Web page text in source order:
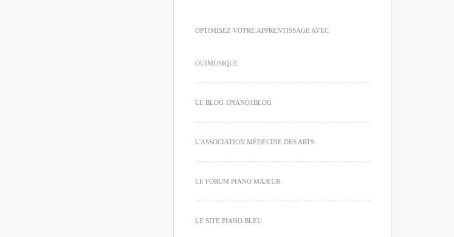
OPTIMISEZ VOTRE APPRENTISSAGE AVEC
OUIMUSIQUE
LE BLOG 1PIANO1BLOG
L'ASSOCIATION MÉDECINE DES ARTS
LE FORUM PIANO MAJEUR
LE SITE PIANO BLEU